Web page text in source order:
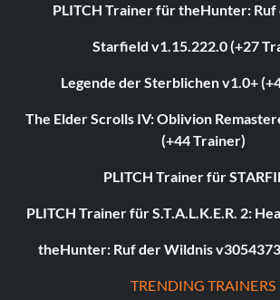
PLITCH Trainer für theHunter:
Starfield v1.15.222.0 (+27
Legende der Sterblichen v1.0+
The Elder Scrolls IV: Oblivion
(+44 Trainer)
PLITCH Trainer für
PLITCH Trainer für S.T.A.L.K.E.R. 2:
theHunter: Ruf der Wildnis
TRENDING TRAINERS